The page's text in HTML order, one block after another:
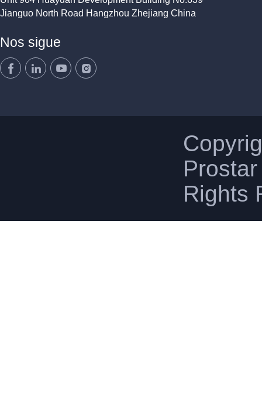
Jianguo North Road Hangzhou Zhejiang China
Nos sigue
Rights